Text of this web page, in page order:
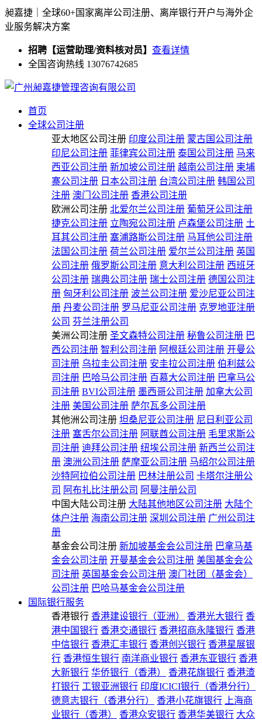
昶嘉捷｜全球60+国家离岸公司注册、离岸银行开户与海外企
业服务解决方案
招聘【运营助理/资料核对员】 查看详情
全国咨询热线 13076742685
首页
全球公司注册
亚太地区公司注册 印度公司注册 蒙古国公司注册
印尼公司注册 菲律宾公司注册 泰国公司注册 马来
西亚公司注册 新加坡公司注册 越南公司注册 柬埔
寨公司注册 日本公司注册 台湾公司注册 韩国公司
注册 澳门公司注册 香港公司注册
欧洲公司注册 北爱尔兰公司注册 葡萄牙公司注册
捷克公司注册 立陶宛公司注册 卢森堡公司注册 土
耳其公司注册 塞浦路斯公司注册 马耳他公司注册
法国公司注册 荷兰公司注册 爱尔兰公司注册 英国
公司注册 俄罗斯公司注册 意大利公司注册 西班牙
公司注册 瑞典公司注册 瑞士公司注册 德国公司注
册 匈牙利公司注册 波兰公司注册 爱沙尼亚公司注
册 丹麦公司注册 罗马尼亚公司注册 克罗地亚注册
公司 芬兰注册公司
美洲公司注册 圣文森特公司注册 秘鲁公司注册 巴
西公司注册 智利公司注册 阿根廷公司注册 开曼公
司注册 乌拉圭公司注册 安圭拉公司注册 伯利兹公
司注册 巴哈马公司注册 百慕大公司注册 巴拿马公
司注册 BVI公司注册 墨西哥公司注册 加拿大公司
注册 美国公司注册 萨尔瓦多公司注册
其他洲公司注册 坦桑尼亚公司注册 尼日利亚公司
注册 塞舌尔公司注册 阿联酋公司注册 毛里求斯公
司注册 迪拜公司注册 纽埃公司注册 新西兰公司注
册 澳洲公司注册 萨摩亚公司注册 马绍尔公司注册
沙特阿拉伯公司注册 巴林注册公司 卡塔尔注册公
司 阿布扎比注册公司 阿曼注册公司
中国大陆公司注册 大陆其他地区公司注册 大陆个
体户注册 海南公司注册 深圳公司注册 广州公司注
册
基金会公司注册 新加坡基金会公司注册 巴拿马基
金会公司注册 开曼基金会公司注册 美国基金会公
司注册 英国基金会公司注册 澳门社团（基金会）
公司注册 巴哈马基金会公司注册
国际银行服务
香港银行 香港建设银行（亚洲） 香港光大银行 香
港中国银行 香港交通银行 香港招商永隆银行 香港
中信银行 香港汇丰银行 香港创兴银行 香港星展银
行 香港恒生银行 南洋商业银行 香港东亚银行 香港
大新银行 华侨银行（香港） 香港花旗银行 香港渣
打银行 工银亚洲银行 印度ICICI银行（香港分行）
德意志银行（香港分行）
香港小花旗银行
上海商
业银行（香港）
香港众安银行 香港华美银行 大众